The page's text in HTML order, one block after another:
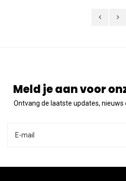
Meld je aan voor
Ontvang de laatste updates, nieuws